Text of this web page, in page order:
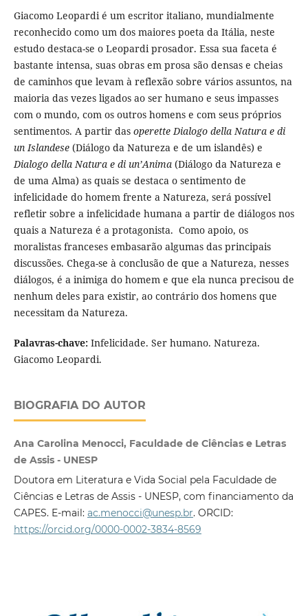
Giacomo Leopardi é um escritor italiano, mundialmente
reconhecido como um dos maiores poeta da Itália, neste
estudo destaca-se o Leopardi prosador. Essa sua faceta é
bastante intensa, suas obras em prosa são densas e cheias
de caminhos que levam à reflexão sobre vários assuntos, na
maioria das vezes ligados ao ser humano e seus impasses
com o mundo, com os outros homens e com seus próprios
sentimentos. A partir das operette Dialogo della Natura e di
un Islandese(Diálogo da Natureza e de um islandês) e
Dialogo della Natura e di un’Anima(Diálogo da Natureza e
de uma Alma) as quais se destaca o sentimento de
infelicidade do homem frente a Natureza, será possível
refletir sobre a infelicidade humana a partir de diálogos nos
quais a Natureza é a protagonista. Como apoio, os
moralistas franceses embasarão algumas das principais
discussões. Chega-se à conclusão de que a Natureza, nesses
diálogos, é a inimiga do homem e que ela nunca precisou de
nenhum deles para existir, ao contrário dos homens que
necessitam da Natureza.
Palavras-chave: Infelicidade. Ser humano. Natureza.
Giacomo Leopardi.
BIOGRAFIA DO AUTOR
Ana Carolina Menocci, Faculdade de Ciências e Letras
de Assis - UNESP
Doutora em Literatura e Vida Social pela Faculdade de
Ciências e Letras de Assis - UNESP, com financiamento da
CAPES. E-mail: ac.menocci@unesp.br. ORCID:
https://orcid.org/0000-0002-3834-8569